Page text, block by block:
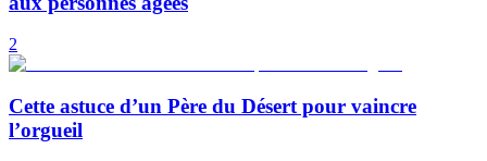
2
Cette astuce d’un Père du Désert pour vaincre
l’orgueil